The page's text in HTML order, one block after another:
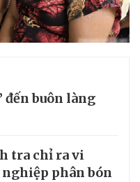
đến buôn làng
tra chỉ ra vi
phân bón